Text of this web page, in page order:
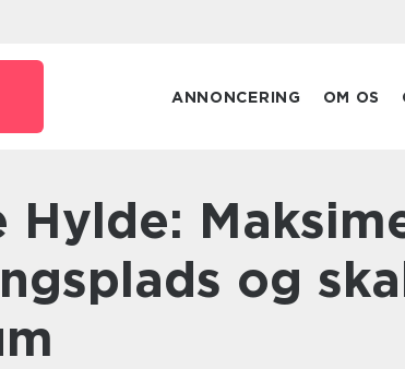
ANNONCERING OM OS
og